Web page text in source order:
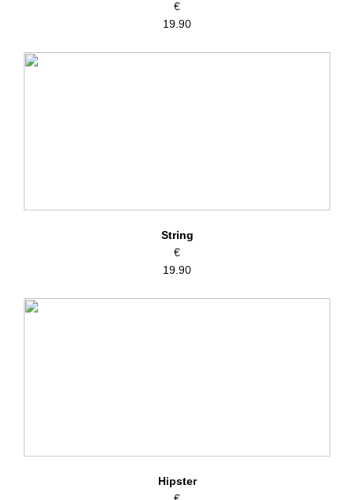
€
19.90
String
€
19.90
Hipster